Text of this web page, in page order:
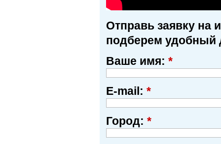
Отправь заявку на
подберем удобный
Ваше имя: *
E-mail: *
Город: *